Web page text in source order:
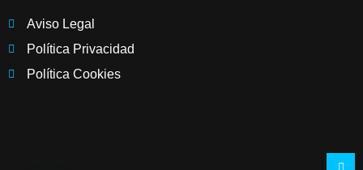
Aviso Legal
Política Privacidad
Política Cookies